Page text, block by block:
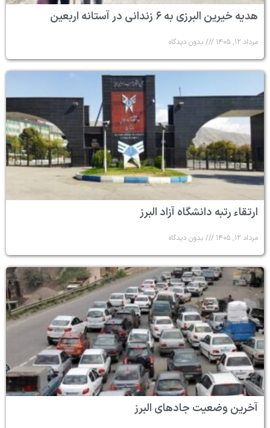
هدیه خیرین البرزی به ۶ زندانی در آستانه اربعین
مرداد ۱۲, ۱۴۰۵ بدون دیدگاه
ارتقاء رتبه دانشگاه آزاد البرز
مرداد ۱۲, ۱۴۰۵ بدون دیدگاه
آخرین وضعیت جادهای البرز